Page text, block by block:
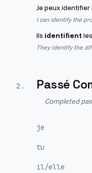
Je peux
I can identify the
Ils identifient
They identify the
2 . Passé
Completed
je
tu
il/elle